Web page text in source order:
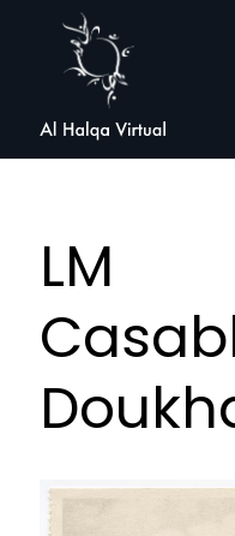
Halqa
LM